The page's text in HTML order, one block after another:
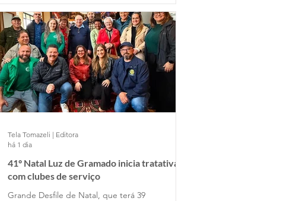
41º Natal Luz de Gramado inicia tratativas
com clubes de serviço
Grande Desfile de Natal, que terá 39
Tela Tomazeli | Editora
há 1 dia